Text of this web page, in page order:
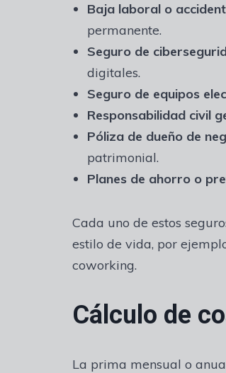
Baja laboral o
permanente.
Seguro de
digitales.
Seguro de equipos
Responsabilidad civil
Póliza de dueño de
patrimonial.
Planes de ahorro o
Cada uno de estos
estilo de vida, por
coworking.
Cálculo de
La prima mensual o